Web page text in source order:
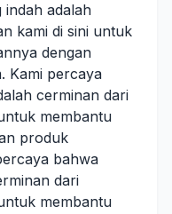
adalah
kami di sini untuk
dengan
Kami percaya
cerminan dari
membantu
produk
bahwa
dari
membantu